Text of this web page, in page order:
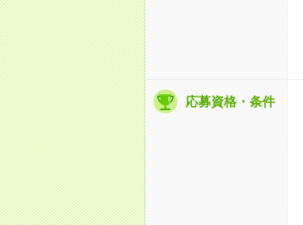
応募資格・条件